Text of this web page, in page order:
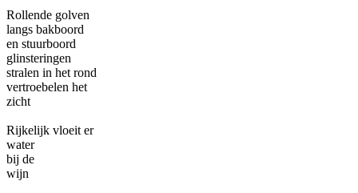
Rollende golven
langs bakboord
en stuurboord
glinsteringen
stralen in het rond
vertroebelen het
zicht
Rijkelijk vloeit er
water
bij de
wijn